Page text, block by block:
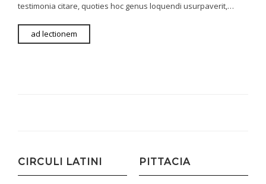
testimonia citare, quoties hoc genus loquendi usurpaverit,…
ad lectionem
CIRCULI LATINI PITTACIA